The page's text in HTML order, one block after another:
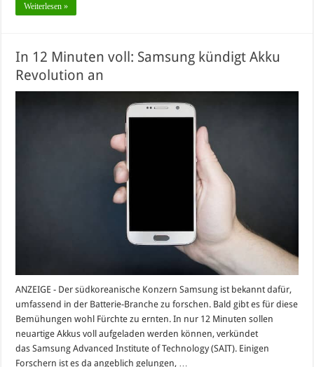
Weiterlesen »
In 12 Minuten voll: Samsung kündigt Akku
Revolution an
ANZEIGE - Der südkoreanische Konzern Samsung ist bekannt dafür,
umfassend in der Batterie-Branche zu forschen. Bald gibt es für diese
Bemühungen wohl Fürchte zu ernten. In nur 12 Minuten sollen
neuartige Akkus voll aufgeladen werden können, verkündet
das Samsung Advanced Institute of Technology (SAIT). Einigen
Forschern ist es da angeblich gelungen, …